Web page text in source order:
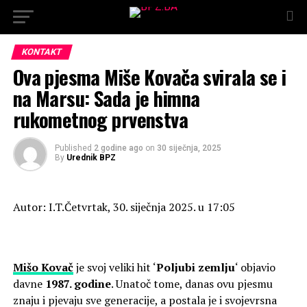
KONTAKT
Ova pjesma Miše Kovača svirala se i
na Marsu: Sada je himna
rukometnog prvenstva
Published 2 godine ago on 30 siječnja, 2025
By Urednik BPZ
Autor: I.T.Četvrtak, 30. siječnja 2025. u 17:05
Mišo Kovačje svoj veliki hit ‘Poljubi zemlju‘ objavio
davne 1987. godine. Unatoč tome, danas ovu pjesmu
znaju i pjevaju sve generacije, a postala je i svojevrsna